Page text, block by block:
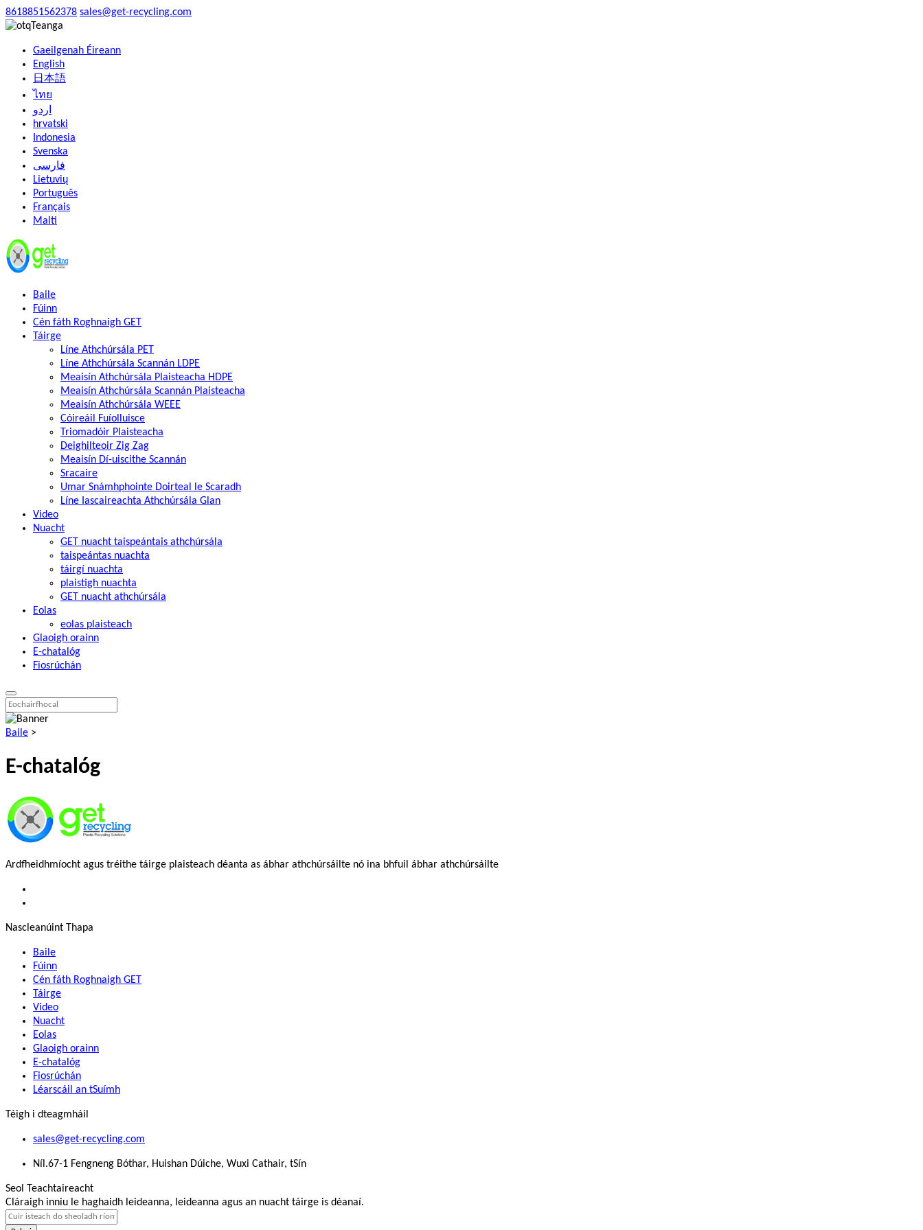
8618851562378 sales@get-recycling.com
Teanga
Gaeilgenah Éireann
English
日本語
ไทย
اردو
hrvatski
Indonesia
Svenska
فارسی
Lietuvių
Português
Français
Malti
Baile
Fúinn
Cén fáth Roghnaigh GET
Táirge
Líne Athchúrsála PET
Líne Athchúrsála Scannán LDPE
Meaisín Athchúrsála Plaisteacha HDPE
Meaisín Athchúrsála Scannán Plaisteacha
Meaisín Athchúrsála WEEE
Cóireáil Fuíolluisce
Triomadóir Plaisteacha
Deighilteoir Zig Zag
Meaisín Dí-uiscithe Scannán
Sracaire
Umar Snámhphointe Doirteal le Scaradh
Líne Iascaireachta Athchúrsála Glan
Video
Nuacht
GET nuacht taispeántais athchúrsála
taispeántas nuachta
táirgí nuachta
plaistigh nuachta
GET nuacht athchúrsála
Eolas
eolas plaisteach
Glaoigh orainn
E-chatalóg
Fiosrúchán
Baile >
E-chatalóg
Ardfheidhmíocht agus tréithe táirge plaisteach déanta as ábhar athchúrsáilte nó ina bhfuil ábhar athchúrsáilte
Nascleanúint Thapa
Baile
Fúinn
Cén fáth Roghnaigh GET
Táirge
Video
Nuacht
Eolas
Glaoigh orainn
E-chatalóg
Fiosrúchán
Léarscáil an tSuímh
Téigh i dteagmháil
sales@get-recycling.com
Níl.67-1 Fengneng Bóthar, Huishan Dúiche, Wuxi Cathair, tSín
Seol Teachtaireacht
Cláraigh inniu le haghaidh leideanna, leideanna agus an nuacht táirge is déanaí.